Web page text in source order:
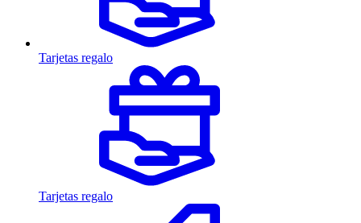
Tarjetas regalo
Tarjetas regalo